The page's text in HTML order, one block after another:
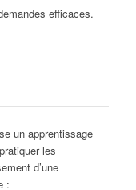
efficaces.
un apprentissage
les
d’une
: